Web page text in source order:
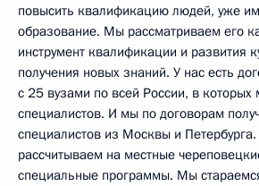
повысить квалификацию людей, уже
образование. Мы рассматриваем его
инструмент квалификации и развития
получения новых знаний. У нас есть
с 25 вузами по всей России, в
специалистов. И мы по договорам
специалистов из Москвы и
рассчитываем на местные
специальные программы. Мы